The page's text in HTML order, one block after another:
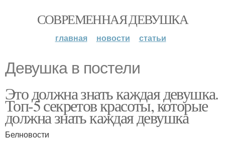
СОВРЕМЕННАЯ ДЕВУШКА
главная новости статьи
Девушка в постели
Это должна знать каждая девушка.
Топ-5 секретов красоты, которые
должна знать каждая девушка
Белновости